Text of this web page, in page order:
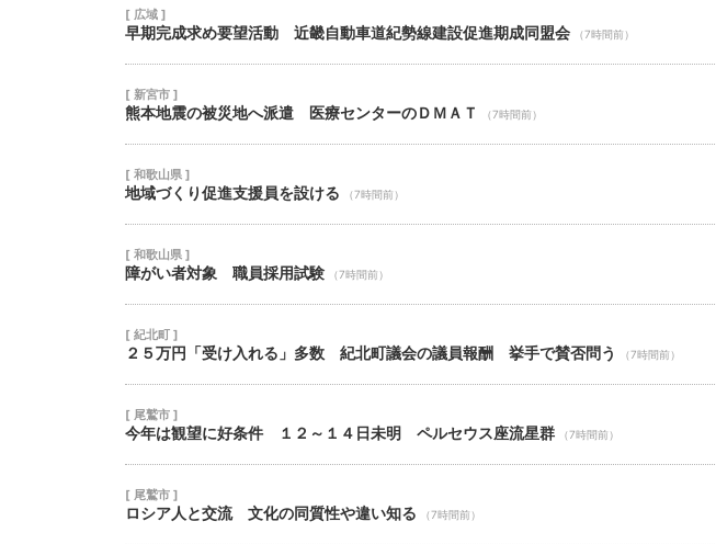
[ 広域 ]
早期完成求め要望活動 近畿自動車道紀勢線建設促進期成同盟会 （7時間前）
[ 新宮市 ]
熊本地震の被災地へ派遣 医療センターのＤＭＡＴ （7時間前）
[ 和歌山県 ]
地域づくり促進支援員を設ける （7時間前）
[ 和歌山県 ]
障がい者対象 職員採用試験 （7時間前）
[ 紀北町 ]
２５万円「受け入れる」多数 紀北町議会の議員報酬 挙手で賛否問う （7時間前）
[ 尾鷲市 ]
今年は観望に好条件 １２～１４日未明 ペルセウス座流星群 （7時間前）
[ 尾鷲市 ]
ロシア人と交流 文化の同質性や違い知る （7時間前）